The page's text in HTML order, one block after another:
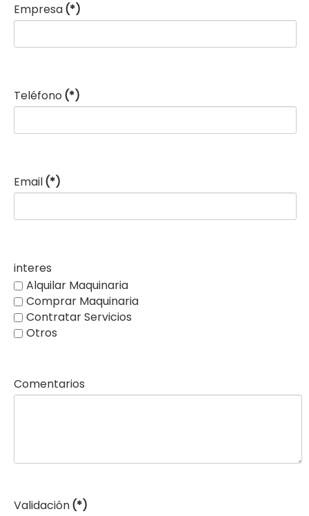
Empresa(*)
Teléfono (*)
Email(*)
interes
Alquilar Maquinaria
Comprar Maquinaria
Contratar Servicios
Otros
Comentarios
Validación(*)